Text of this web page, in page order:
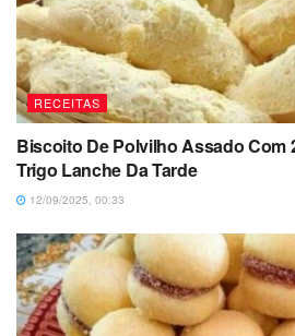
RECEITAS
Biscoito De Polvilho Assado Com
Trigo Lanche Da Tarde
12/09/2025, 00:33